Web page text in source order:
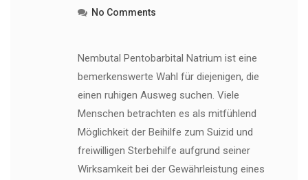
No Comments
Nembutal Pentobarbital Natrium ist eine
bemerkenswerte Wahl für diejenigen, die
einen ruhigen Ausweg suchen. Viele
Menschen betrachten es als mitfühlend
Möglichkeit der Beihilfe zum Suizid und
freiwilligen Sterbehilfe aufgrund seiner
Wirksamkeit bei der Gewährleistung eines